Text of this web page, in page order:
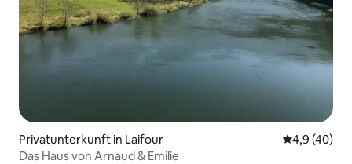
Privatunterkunft in Laifour
4,9 (40)
Das Haus von Arnaud & Emilie